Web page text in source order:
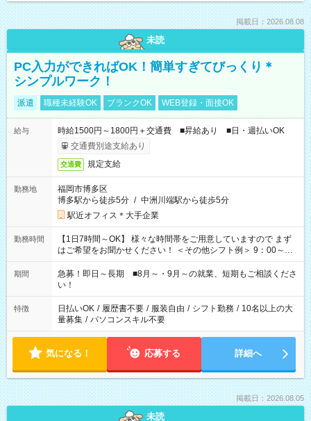
掲載日：2026.08.08
未読
PC入力ができればOK！簡単すぎてびっくり＊
シンプルワーク！
派遣 職種未経験OK ブランクOK WEB登録・面接OK
給与
時給1500円～1800円＋交通費 ■昇給あり ■日・週払いOK
交通費別途支給あり
交通費 規定支給
勤務地
福岡市博多区
博多駅から徒歩5分 / 中洲川端駅から徒歩5分
駅近オフィス＊大手企業
勤務時間
【1日7時間～OK】 様々な時間帯をご用意していますので まず
はご希望をお聞かせください！ ＜その他シフト例＞ 9：00～
17：00 11：00～20：00 などなど！その他のお時間もOKで
す！
期間
急募！即日～長期 ■8月～・9月～の就業、短期もご相談くださ
い！
特徴 日払いOK / 履歴書不要 / 服装自由 / シフト勤務 / 10名以上の大
量募集 / パソコンスキル不要
気になる！ 応募する 詳細へ
掲載日：2026.08.05
未読